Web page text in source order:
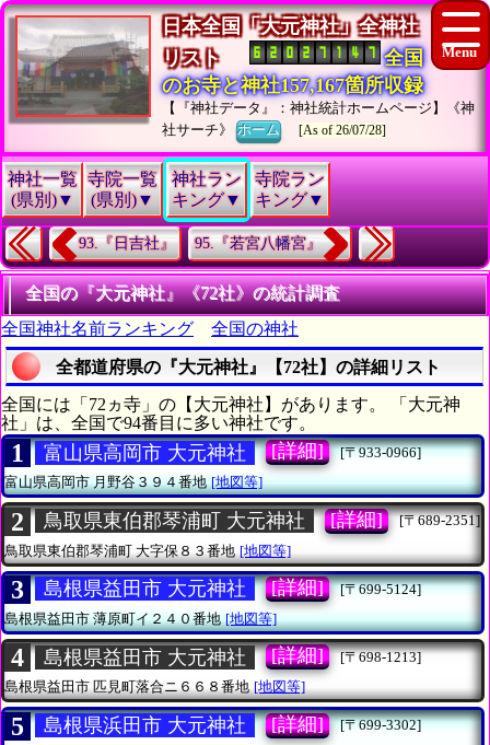
日本全国「大元神社」全神社
リスト
全国
のお寺と神社157,167箇所収録
【『神社データ』：神社統計ホームページ】《神
社サーチ》ホーム [As of 26/07/28]
神社一覧
(県別)▼
寺院一覧
(県別)▼
神社ラン
キング▼
寺院ラン
キング▼
93.『日吉社』 95.『若宮八幡宮』
全国の『大元神社』《72社》の統計調査
全国神社名前ランキング
全国の神社
全都道府県の『大元神社』【72社】の詳細リスト
全国には「72ヵ寺」の【大元神社】があります。 「大元神
社」は、全国で94番目に多い神社です。
1 富山県高岡市 大元神社 [詳細]
[〒933-0966]
富山県高岡市月野谷３９４番地 [地図等]
2 鳥取県東伯郡琴浦町 大元神社 [詳細]
[〒689-2351]
鳥取県東伯郡琴浦町 大字保８３番地 [地図等]
3 島根県益田市 大元神社 [詳細]
[〒699-5124]
島根県益田市薄原町イ２４０番地 [地図等]
4 島根県益田市 大元神社 [詳細]
[〒698-1213]
島根県益田市匹見町落合ニ６６８番地 [地図等]
5 島根県浜田市 大元神社 [詳細]
[〒699-3302]